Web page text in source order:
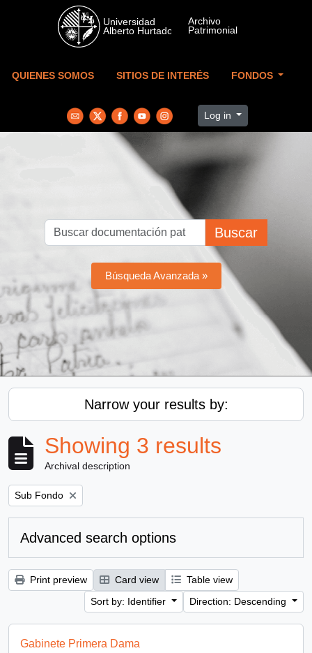
Skip to main content
QUIENES SOMOS SITIOS DE INTERÉS FONDOS
Log in
Buscar
Búsqueda Avanzada »
Narrow your results by:
Showing 3 results
Archival description
Remove filter:
Sub Fondo
Advanced search options
Print preview Card view
Table view
Sort by: Identifier
Direction: Descending
Gabinete Primera Dama